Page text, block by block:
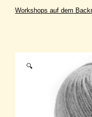
🔍
Workshops auf dem